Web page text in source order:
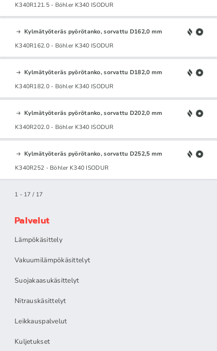
K340R121.5 - Böhler K340 ISODUR
Kylmätyöteräs pyörötanko, sorvattu D162,0 mm
K340R162.0 - Böhler K340 ISODUR
Kylmätyöteräs pyörötanko, sorvattu D182,0 mm
K340R182.0 - Böhler K340 ISODUR
Kylmätyöteräs pyörötanko, sorvattu D202,0 mm
K340R202.0 - Böhler K340 ISODUR
Kylmätyöteräs pyörötanko, sorvattu D252,5 mm
K340R252 - Böhler K340 ISODUR
1 - 17 / 17
Palvelut
Lämpökäsittely
Vakuumilämpökäsittelyt
Suojakaasukäsittelyt
Nitrauskäsittelyt
Leikkauspalvelut
Kuljetukset